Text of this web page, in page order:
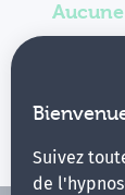
Suivez
de
Vous